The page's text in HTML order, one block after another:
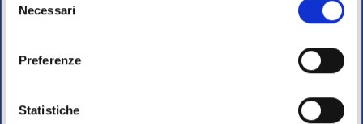
modificare o revocare il proprio consenso in qualsiasi
momento dalla Dichiarazione sui cookie o facendo clic
raccogliere informazioni sulla tua posizione
delNecessari
Preferenze
StatistichePer maggiori informazioni sui nostri prodotti